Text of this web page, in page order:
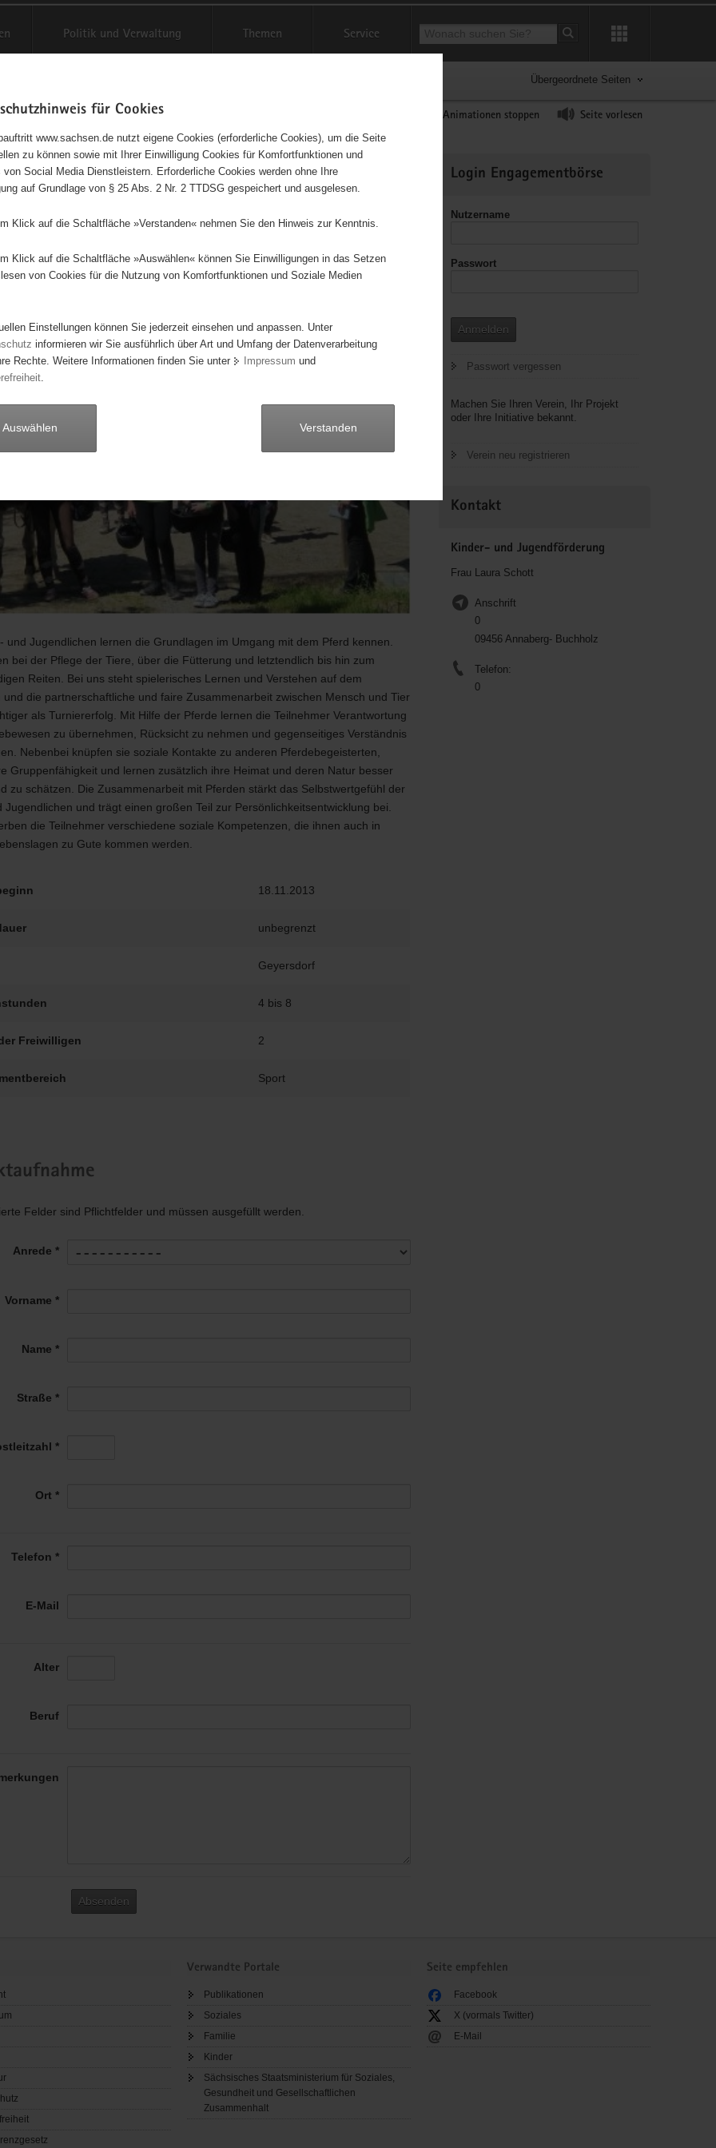
Politik und Verwaltung Themen Service Suchbegriff
Suche starten
Übergeordnete Seiten
Animationen stoppen Seite vorlesen
und Jugendförderung
Dieses Projekt ist besonders für Kinder und Jugendliche geeignet.
und Jugendlichen lernen die Grundlagen im Umgang mit dem Pferd kennen.
bei der Pflege der Tiere, über die Fütterung und letztendlich bis hin zum
Reiten. Bei uns steht spielerisches Lernen und Verstehen auf dem
und die partnerschaftliche und faire Zusammenarbeit zwischen Mensch und Tier
als Turniererfolg. Mit Hilfe der Pferde lernen die Teilnehmer Verantwortung
zu übernehmen, Rücksicht zu nehmen und gegenseitiges Verständnis
Nebenbei knüpfen sie soziale Kontakte zu anderen Pferdebegeisterten,
Gruppenfähigkeit und lernen zusätzlich ihre Heimat und deren Natur besser
zu schätzen. Die Zusammenarbeit mit Pferden stärkt das Selbstwertgefühl der
Jugendlichen und trägt einen großen Teil zur Persönlichkeitsentwicklung bei.
die Teilnehmer verschiedene soziale Kompetenzen, die ihnen auch in
zu Gute kommen werden.
18.11.2013
unbegrenzt
Geyersdorf
4 bis 8
Freiwilligen 2
Sport
Felder sind Pflichtfelder und müssen ausgefüllt werden.
Anrede *
Vorname *
Name *
Straße *
*
Ort *
Telefon *
E-Mail
Alter
Beruf
Absenden
Informationen
Login Engagementbörse
Nutzername
Passwort
Anmelden
Passwort vergessen
Machen Sie Ihren Verein, Ihr Projekt
oder Ihre Initiative bekannt.
Verein neu registrieren
Kontakt
Kinder- und Jugendförderung
Frau Laura Schott
Anschrift
0
09456 Annaberg- Buchholz
Telefon:
0
für Cookies
www.sachsen.de nutzt eigene Cookies (erforderliche Cookies), um die Seite
zu können sowie mit Ihrer Einwilligung Cookies für Komfortfunktionen und
von Social Media Dienstleistern. Erforderliche Cookies werden ohne Ihre
auf Grundlage von § 25 Abs. 2 Nr. 2 TTDSG gespeichert und ausgelesen.
Klick auf die Schaltfläche »Verstanden« nehmen Sie den Hinweis zur Kenntnis.
Klick auf die Schaltfläche »Auswählen« können Sie Einwilligungen in das Setzen
von Cookies für die Nutzung von Komfortfunktionen und Soziale Medien
Einstellungen können Sie jederzeit einsehen und anpassen. Unter
informieren wir Sie ausführlich über Art und Umfang der Datenverarbeitung
Rechte. Weitere Informationen finden Sie unter
Impressum und
Auswählen Verstanden
Verwandte Portale
Publikationen
Soziales
Familie
Kinder
Sächsisches Staatsministerium für Soziales,
Gesundheit und Gesellschaftlichen
Zusammenhalt
Seite empfehlen
Facebook
X (vormals Twitter)
E-Mail